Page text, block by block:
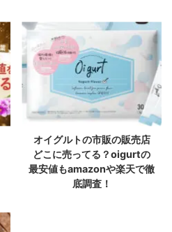
オイグルトの市販の販売店
どこに売ってる？oigurtの
最安値もamazonや楽天で徹
底調査！